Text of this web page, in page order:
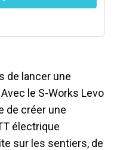
de lancer une
le S-Works Levo
de créer une
électrique
sur les sentiers, de